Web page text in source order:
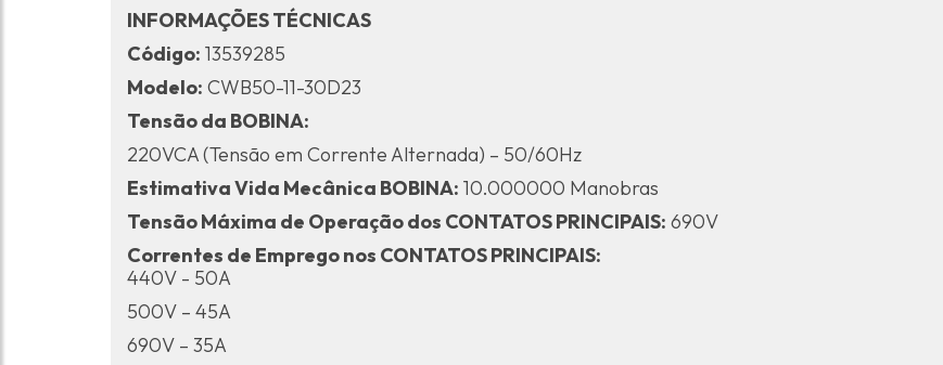
INFORMAÇÕES TÉCNICAS
Código: 13539285
Modelo: CWB50-11-30D23
Tensão da BOBINA:
220VCA (Tensão em Corrente Alternada) – 50/60Hz
Estimativa Vida Mecânica BOBINA: 10.000000 Manobras
Tensão Máxima de Operação dos CONTATOS PRINCIPAIS: 690V
Correntes de Emprego nos CONTATOS PRINCIPAIS:
440V - 50A
500V – 45A
690V – 35A